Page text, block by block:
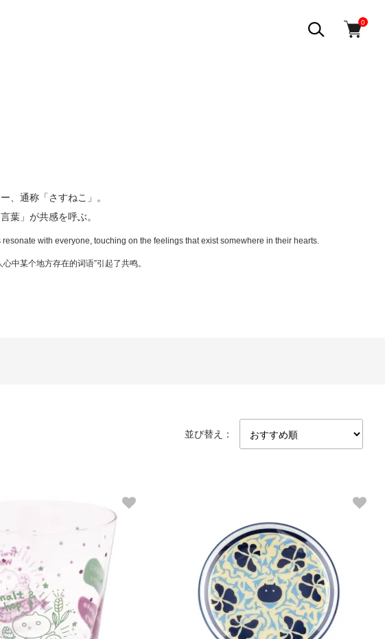
0
、通称「さすねこ」。
葉」が共感を呼ぶ。
with everyone, touching on the feelings that exist somewhere in their hearts.
中某个地方存在的词语”引起了共鸣。
並び替え：
リア
SMALL DISH
アラビアのさすねこ